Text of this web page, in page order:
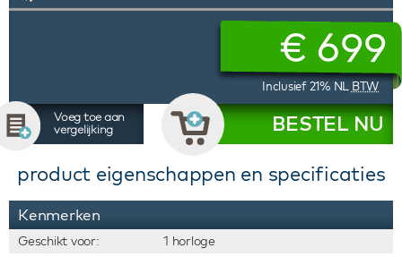
€699
Inclusief 21% NL BTW
Voeg toe aan
vergelijking
BESTEL NU
product eigenschappen en specificaties
Kenmerken
Geschikt voor: 1 horloge